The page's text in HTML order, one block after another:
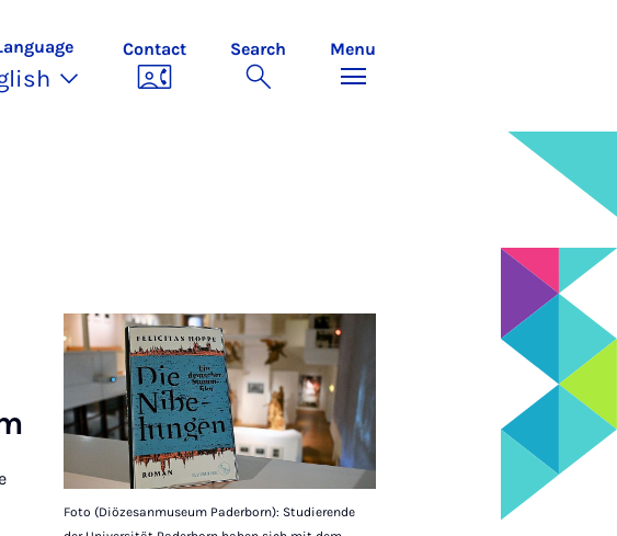
Contact Search Menu
Foto (Diözesanmuseum Paderborn): Studierende